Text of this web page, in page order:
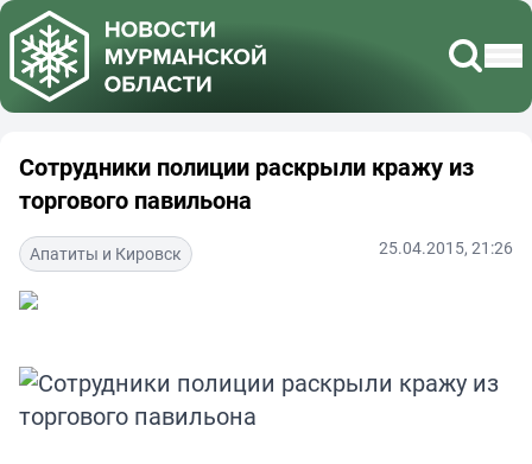
Сотрудники полиции раскрыли кражу из
торгового павильона
Апатиты и Кировск 25.04.2015, 21:26